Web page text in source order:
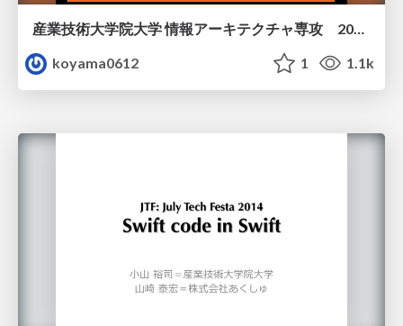
産業技術大学院大学 情報アーキテクチャ専攻 2016-06-25
koyama0612
1 1.1k